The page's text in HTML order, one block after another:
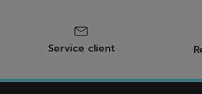
Service client